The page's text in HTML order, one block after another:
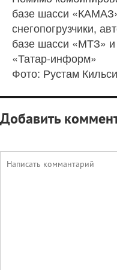
базе шасси
снегопогрузчики,
базе шасси «МТЗ» и
«Татар-информ»
Фото: Рустам
Добавить